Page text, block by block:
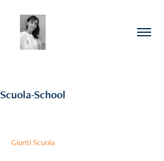
Scuola-School
Giunti Scuola